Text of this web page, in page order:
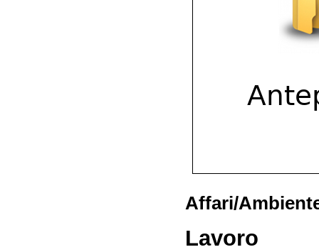
Affari/
Lavoro